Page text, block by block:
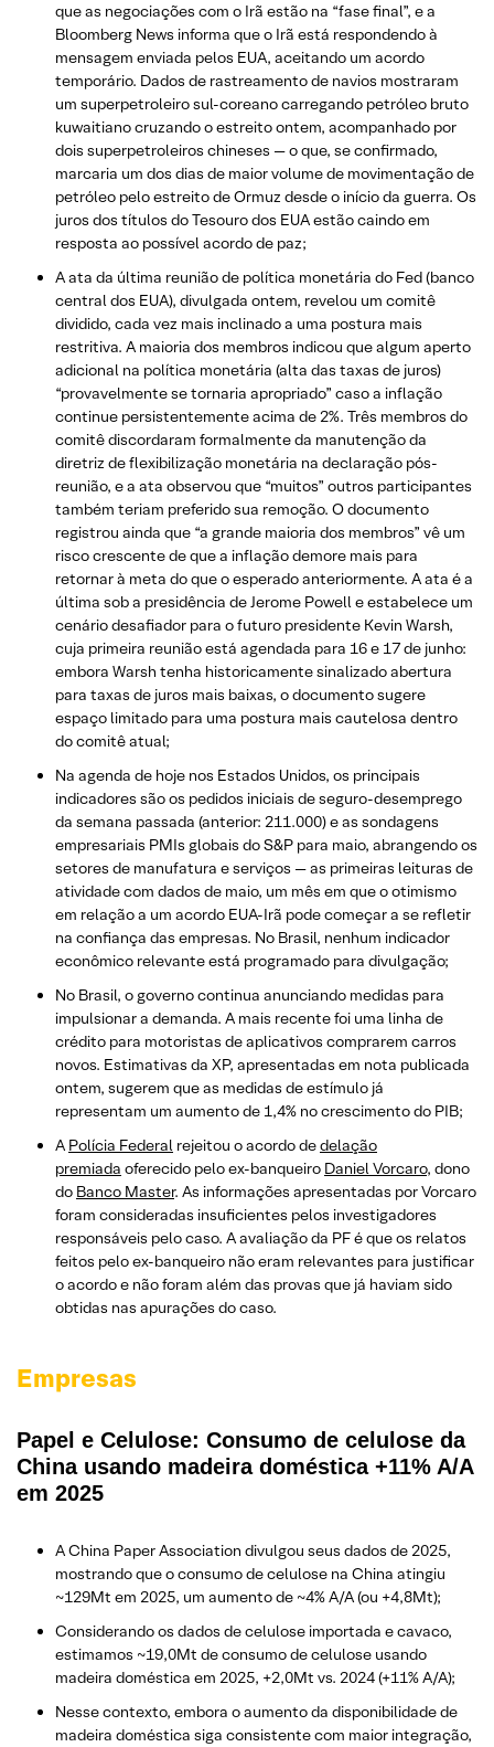
que as negociações com o Irã estão na “fase final”, e a
Bloomberg News informa que o Irã está respondendo à
mensagem enviada pelos EUA, aceitando um acordo
temporário. Dados de rastreamento de navios mostraram
um superpetroleiro sul-coreano carregando petróleo bruto
kuwaitiano cruzando o estreito ontem, acompanhado por
dois superpetroleiros chineses — o que, se confirmado,
marcaria um dos dias de maior volume de movimentação de
petróleo pelo estreito de Ormuz desde o início da guerra. Os
juros dos títulos do Tesouro dos EUA estão caindo em
resposta ao possível acordo de paz;
A ata da última reunião de política monetária do Fed (banco
central dos EUA), divulgada ontem, revelou um comitê
dividido, cada vez mais inclinado a uma postura mais
restritiva. A maioria dos membros indicou que algum aperto
adicional na política monetária (alta das taxas de juros)
“provavelmente se tornaria apropriado” caso a inflação
continue persistentemente acima de 2%. Três membros do
comitê discordaram formalmente da manutenção da
diretriz de flexibilização monetária na declaração pós-
reunião, e a ata observou que “muitos” outros participantes
também teriam preferido sua remoção. O documento
registrou ainda que “a grande maioria dos membros” vê um
risco crescente de que a inflação demore mais para
retornar à meta do que o esperado anteriormente. A ata é a
última sob a presidência de Jerome Powell e estabelece um
cenário desafiador para o futuro presidente Kevin Warsh,
cuja primeira reunião está agendada para 16 e 17 de junho:
embora Warsh tenha historicamente sinalizado abertura
para taxas de juros mais baixas, o documento sugere
espaço limitado para uma postura mais cautelosa dentro
do comitê atual;
Na agenda de hoje nos Estados Unidos, os principais
indicadores são os pedidos iniciais de seguro-desemprego
da semana passada (anterior: 211.000) e as sondagens
empresariais PMIs globais do S&P para maio, abrangendo os
setores de manufatura e serviços — as primeiras leituras de
atividade com dados de maio, um mês em que o otimismo
em relação a um acordo EUA-Irã pode começar a se refletir
na confiança das empresas. No Brasil, nenhum indicador
econômico relevante está programado para divulgação;
No Brasil, o governo continua anunciando medidas para
impulsionar a demanda. A mais recente foi uma linha de
crédito para motoristas de aplicativos comprarem carros
novos. Estimativas da XP, apresentadas em nota publicada
ontem, sugerem que as medidas de estímulo já
representam um aumento de 1,4% no crescimento do PIB;
A Polícia Federal rejeitou o acordo dedelação
premiada oferecido pelo ex-banqueiro Daniel Vorcaro, dono
do Banco Master. As informações apresentadas por Vorcaro
foram consideradas insuficientes pelos investigadores
responsáveis pelo caso. A avaliação da PF é que os relatos
feitos pelo ex-banqueiro não eram relevantes para justificar
o acordo e não foram além das provas que já haviam sido
obtidas nas apurações do caso.
Empresas
Papel e Celulose: Consumo de celulose da
China usando madeira doméstica +11% A/A
em 2025
A China Paper Association divulgou seus dados de 2025,
mostrando que o consumo de celulose na China atingiu
~129Mt em 2025, um aumento de ~4% A/A (ou +4,8Mt);
Considerando os dados de celulose importada e cavaco,
estimamos ~19,0Mt de consumo de celulose usando
madeira doméstica em 2025, +2,0Mt vs. 2024 (+11% A/A);
Nesse contexto, embora o aumento da disponibilidade de
madeira doméstica siga consistente com maior integração,